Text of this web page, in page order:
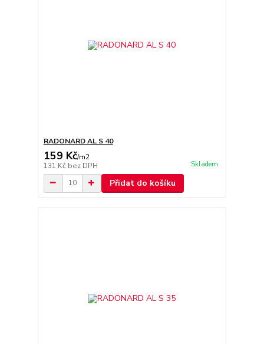
RADONARD AL S 40
159 Kč/m2
131 Kč bez DPH Skladem
Přidat do košíku